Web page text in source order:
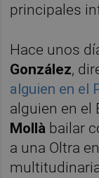
principales
Hace unos
González,
alguien en el
alguien en el
Mollà bailar
a una Oltra